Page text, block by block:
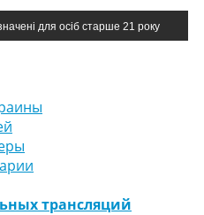
для осіб старше 21 року
трансляций